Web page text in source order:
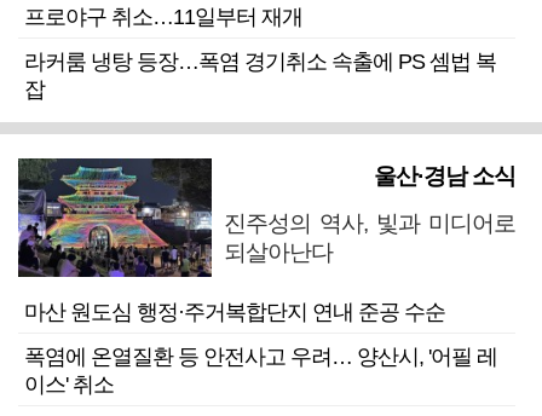
프로야구 취소…11일부터 재개
라커룸 냉탕 등장…폭염 경기취소 속출에 PS 셈법 복
잡
울산·경남 소식
진주성의 역사, 빛과 미디어로
되살아난다
마산 원도심 행정·주거복합단지 연내 준공 수순
폭염에 온열질환 등 안전사고 우려… 양산시, '어필 레
이스' 취소